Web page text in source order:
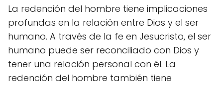
La redención del hombre tiene implicaciones
profundas en la relación entre Dios y el ser
humano. A través de la fe en Jesucristo, el ser
humano puede ser reconciliado con Dios y
tener una relación personal con él. La
redención del hombre también tiene